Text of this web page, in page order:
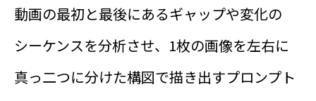
動画の最初と最後にあるギャップや変化の
シーケンスを分析させ、1枚の画像を左右に
真っ二つに分けた構図で描き出すプロンプト